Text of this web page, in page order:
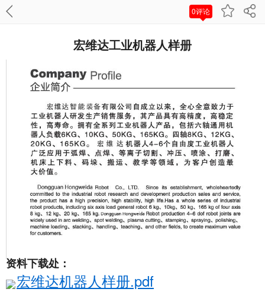
0评论
宏维达工业机器人样册
资料下载处：
宏维达机器人样册.pdf